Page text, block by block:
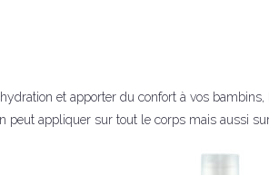
et apporter du confort à vos bambins,
peut appliquer sur tout le corps mais aussi